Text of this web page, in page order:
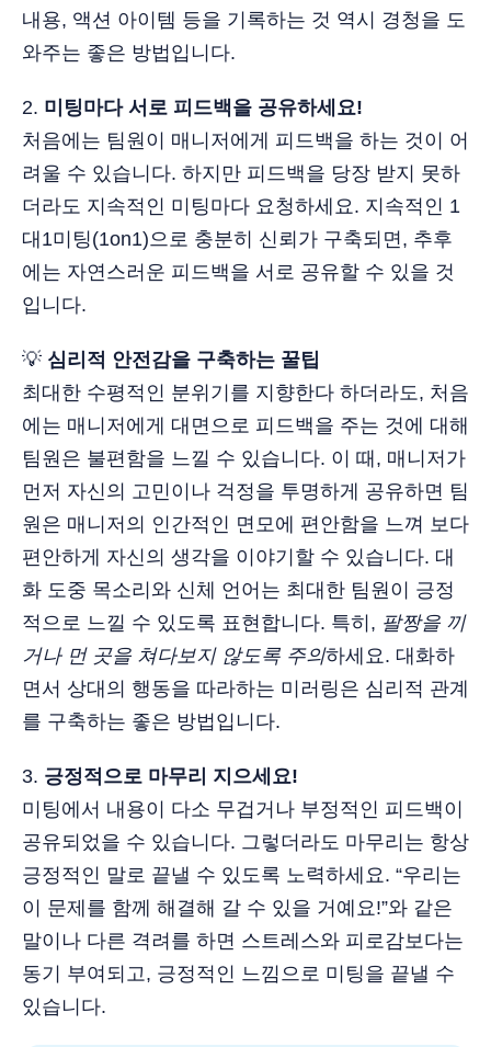
내용, 액션 아이템 등을 기록하는 것 역시 경청을 도
와주는 좋은 방법입니다.
2. 미팅마다 서로 피드백을 공유하세요!
처음에는 팀원이 매니저에게 피드백을 하는 것이 어
려울 수 있습니다. 하지만 피드백을 당장 받지 못하
더라도 지속적인 미팅마다 요청하세요. 지속적인 1
대1미팅(1on1)으로 충분히 신뢰가 구축되면, 추후
에는 자연스러운 피드백을 서로 공유할 수 있을 것
입니다.
💡 심리적 안전감을 구축하는 꿀팁
최대한 수평적인 분위기를 지향한다 하더라도, 처음
에는 매니저에게 대면으로 피드백을 주는 것에 대해
팀원은 불편함을 느낄 수 있습니다. 이 때, 매니저가
먼저 자신의 고민이나 걱정을 투명하게 공유하면 팀
원은 매니저의 인간적인 면모에 편안함을 느껴 보다
편안하게 자신의 생각을 이야기할 수 있습니다. 대
화 도중 목소리와 신체 언어는 최대한 팀원이 긍정
적으로 느낄 수 있도록 표현합니다. 특히, 팔짱을 끼
거나 먼 곳을 쳐다보지 않도록 주의하세요. 대화하
면서 상대의 행동을 따라하는 미러링은 심리적 관계
를 구축하는 좋은 방법입니다.
3.️ 긍정적으로 마무리 지으세요!
미팅에서 내용이 다소 무겁거나 부정적인 피드백이
공유되었을 수 있습니다. 그렇더라도 마무리는 항상
긍정적인 말로 끝낼 수 있도록 노력하세요. “우리는
이 문제를 함께 해결해 갈 수 있을 거예요!”와 같은
말이나 다른 격려를 하면 스트레스와 피로감보다는
동기 부여되고, 긍정적인 느낌으로 미팅을 끝낼 수
있습니다.